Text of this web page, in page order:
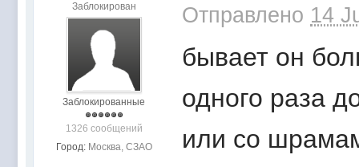
Заблокирован
Заблокированные
1326 сообщений
Город: Москва, СЗАО
Отправлено 14
бывает он
одного раза
или со